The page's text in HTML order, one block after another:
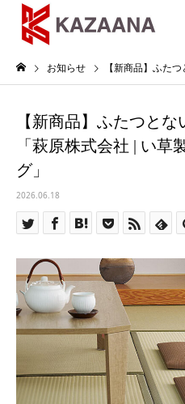
お知らせ 【新商品】ふたつとない使い
【新商品】ふたつと
「萩原株式会社 | い草
グ」
2026.06.18